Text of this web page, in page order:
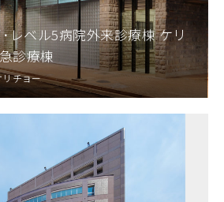
レベル5病院外来診療棟 ケリ
診療棟
チョー